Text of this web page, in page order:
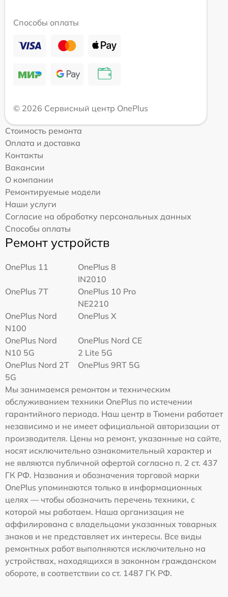
Способы оплаты
© 2026 Сервисный центр OnePlus
Стоимость ремонта
Оплата и доставка
Контакты
Вакансии
О компании
Ремонтируемые модели
Наши услуги
Согласие на обработку персональных данных
Способы оплаты
Ремонт устройств
OnePlus 11
OnePlus 8
IN2010
OnePlus 7T
OnePlus 10 Pro
NE2210
OnePlus Nord
N100
OnePlus X
OnePlus Nord
N10 5G
OnePlus Nord CE
2 Lite 5G
OnePlus Nord 2T
5G
OnePlus 9RT 5G
Мы занимаемся ремонтом и техническим
обслуживанием техники OnePlus по истечении
гарантийного периода. Наш центр в Тюмени работает
независимо и не имеет официальной авторизации от
производителя. Цены на ремонт, указанные на сайте,
носят исключительно ознакомительный характер и
не являются публичной офертой согласно п. 2 ст. 437
ГК РФ. Названия и обозначения торговой марки
OnePlus упоминаются только в информационных
целях — чтобы обозначить перечень техники, с
которой мы работаем. Наша организация не
аффилирована с владельцами указанных товарных
знаков и не представляет их интересы. Все виды
ремонтных работ выполняются исключительно на
устройствах, находящихся в законном гражданском
обороте, в соответствии со ст. 1487 ГК РФ.